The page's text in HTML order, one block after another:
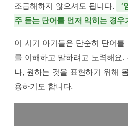
조급해하지 않으셔도 됩니다.
‘
주 듣는 단어를 먼저 익히는 경우
이 시기 아기들은 단순히 단어를
를 이해하고 말하려고 노력해요.
나, 원하는 것을 표현하기 위해
용하기도 합니다.